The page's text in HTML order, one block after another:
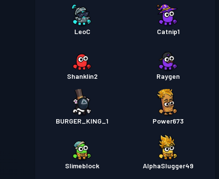
LeoC Catnip1
Shanklin2 Raygen
BURGER_KING_1 Power673
Slimeblock AlphaSlugger49